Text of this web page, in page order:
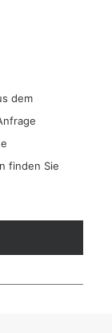
dem
finden Sie